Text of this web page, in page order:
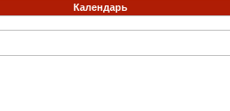
Календарь